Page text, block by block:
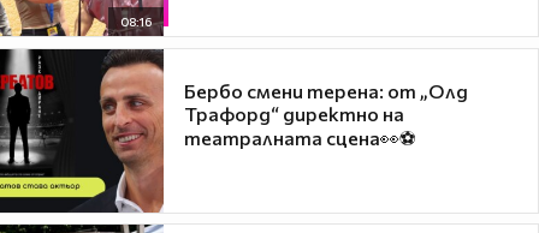
08:16
Бербо смени терена: от „Олд
Трафорд“ директно на
театралната сцена👀⚽